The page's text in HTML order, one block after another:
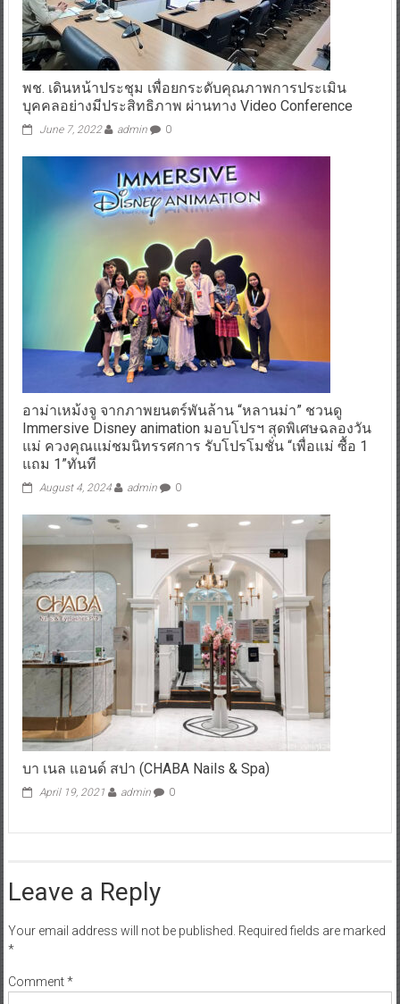
พช. เดินหน้าประชุม เพื่อยกระดับคุณภาพการประเมิน
บุคคลอย่างมีประสิทธิภาพ ผ่านทาง​ Video​ Conference
June 7, 2022 admin 0
อาม่าเหม้งจู จากภาพยนตร์พันล้าน “หลานม่า” ชวนดู
Immersive Disney animation มอบโปรฯ สุดพิเศษฉลองวัน
แม่ ควงคุณแม่ชมนิทรรศการ รับโปรโมชั่น “เพื่อแม่ ซื้อ 1
แถม 1”ทันที
August 4, 2024 admin 0
บา เนล แอนด์ สปา (CHABA Nails & Spa)
April 19, 2021 admin 0
Leave a Reply
Your email address will not be published. Required fields are marked
*
Comment*